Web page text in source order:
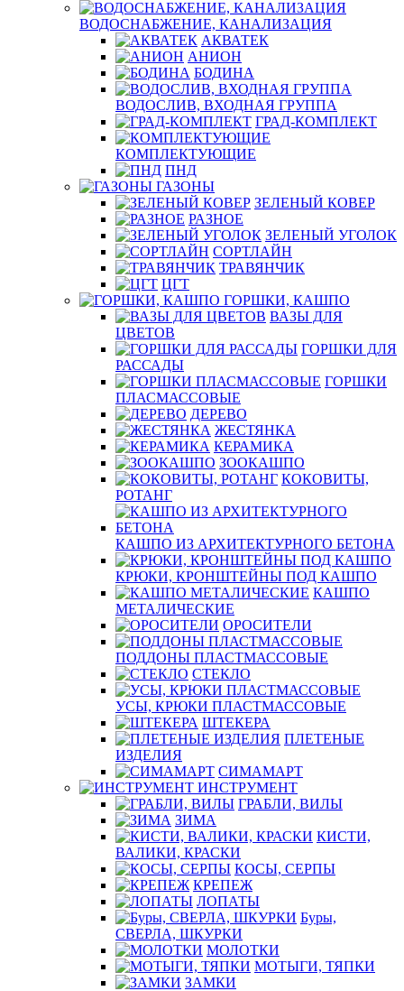
ВОДОСНАБЖЕНИЕ, КАНАЛИЗАЦИЯ
АКВАТЕК
АНИОН
БОДИНА
ВОДОСЛИВ, ВХОДНАЯ ГРУППА
ГРАД-КОМПЛЕКТ
КОМПЛЕКТУЮЩИЕ
ПНД
ГАЗОНЫ
ЗЕЛЕНЫЙ КОВЕР
РАЗНОЕ
ЗЕЛЕНЫЙ УГОЛОК
СОРТЛАЙН
ТРАВЯНЧИК
ЦГТ
ГОРШКИ, КАШПО
ВАЗЫ ДЛЯ
ЦВЕТОВ
ГОРШКИ ДЛЯ
РАССАДЫ
ГОРШКИ
ПЛАСМАССОВЫЕ
ДЕРЕВО
ЖЕСТЯНКА
КЕРАМИКА
ЗООКАШПО
КОКОВИТЫ,
РОТАНГ
КАШПО ИЗ АРХИТЕКТУРНОГО БЕТОНА
КРЮКИ, КРОНШТЕЙНЫ ПОД КАШПО
КАШПО
МЕТАЛИЧЕСКИЕ
ОРОСИТЕЛИ
ПОДДОНЫ ПЛАСТМАССОВЫЕ
СТЕКЛО
УСЫ, КРЮКИ ПЛАСТМАССОВЫЕ
ШТЕКЕРА
ПЛЕТЕНЫЕ
ИЗДЕЛИЯ
СИМАМАРТ
ИНСТРУМЕНТ
ГРАБЛИ, ВИЛЫ
ЗИМА
КИСТИ,
ВАЛИКИ, КРАСКИ
КОСЫ, СЕРПЫ
КРЕПЕЖ
ЛОПАТЫ
Буры,
СВЕРЛА, ШКУРКИ
МОЛОТКИ
МОТЫГИ, ТЯПКИ
ЗАМКИ